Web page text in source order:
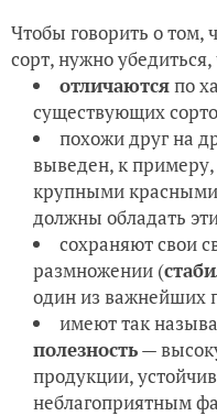
Чтобы говорить о том,
сорт, нужно
отличаютсяпо
существующих
похожи друг на
выведен, к примеру,
крупными красными
должны обладать
сохраняют свои
размножении (
один из важнейших
имеют так
полезность—
продукции,
неблагоприятным